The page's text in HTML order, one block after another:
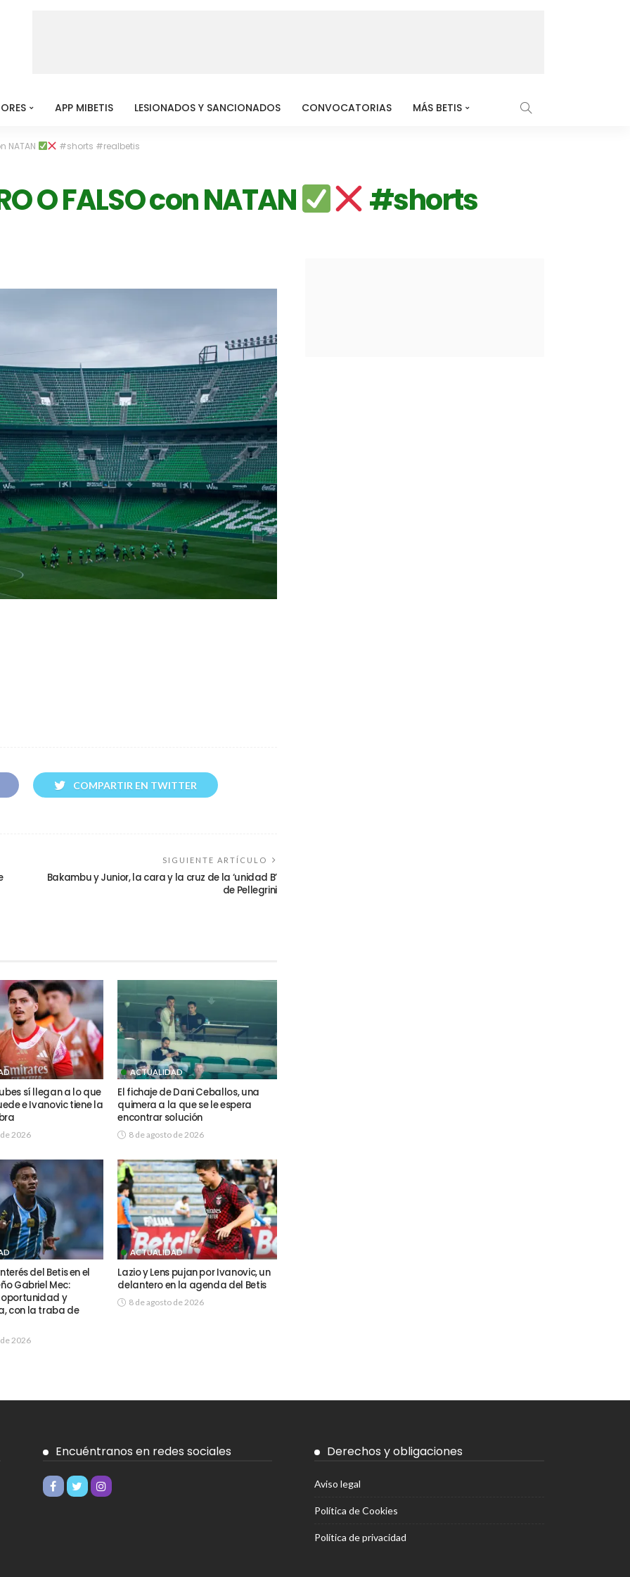
APP MIBETIS LESIONADOS Y SANCIONADOS CONVOCATORIAS MÁS BETIS
NATAN #shorts #realbetis
O FALSO con NATAN #shorts
COMPARTIR EN TWITTER
SIGUIENTE ARTÍCULO
Bakambu y Junior, la cara y la cruz de la ‘unidad B’
de Pellegrini
sí llegan a lo que
e Ivanovic tiene la
2026
ACTUALIDAD
El fichaje de Dani Ceballos, una
quimera a la que se le espera
encontrar solución
8 de agosto de 2026
del Betis en el
Gabriel Mec:
y
con la traba de
2026
ACTUALIDAD
Lazio y Lens pujan por Ivanovic, un
delantero en la agenda del Betis
8 de agosto de 2026
Encuéntranos en redes sociales Derechos y obligaciones
Aviso legal
Política de Cookies
Política de privacidad